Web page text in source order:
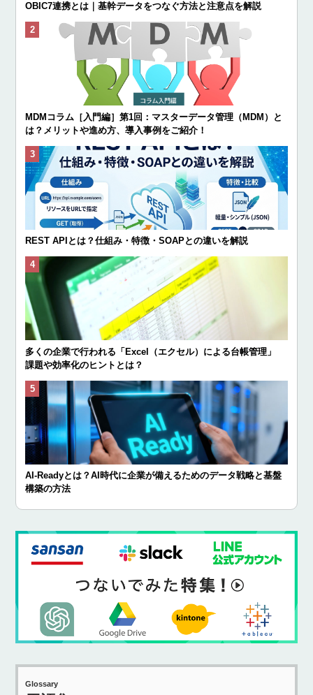
OBIC7連携とは｜基幹データをつなぐ方法と注意点を解説
MDMコラム［入門編］第1回：マスターデータ管理（MDM）と
は？メリットや進め方、導入事例をご紹介！
REST APIとは？仕組み・特徴・SOAPとの違いを解説
多くの企業で行われる「Excel（エクセル）による台帳管理」
課題や効率化のヒントとは？
AI-Readyとは？AI時代に企業が備えるためのデータ戦略と基盤
構築の方法
Glossary